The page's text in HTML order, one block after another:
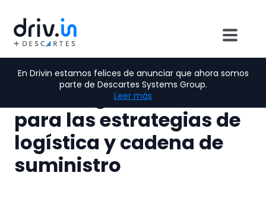
En Drivin estamos felices de anunciar que ahora somos
parte de Descartes Systems Group.
Leer más
Por Analí Calles | Última actualización: 24 de abril, 2023
Logística
API: Integración clave
para las estrategias de
logística y cadena de
suministro